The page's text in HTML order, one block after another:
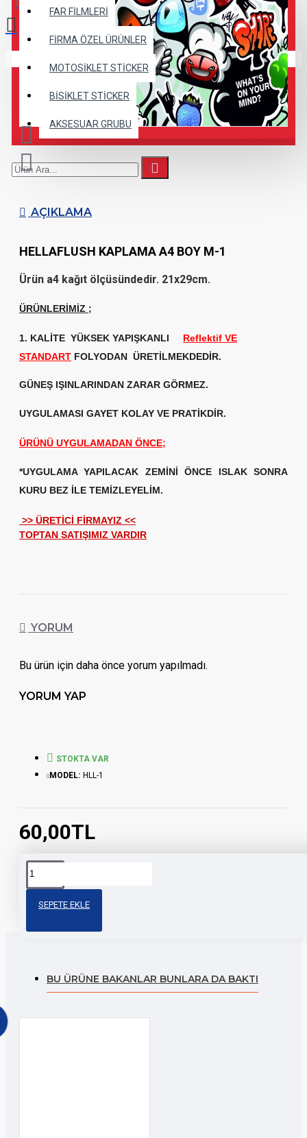
FAR FİLMLERİ
FİRMA ÖZEL ÜRÜNLER
MOTOSİKLET STİCKER
BİSİKLET STİCKER
AKSESUAR GRUBU
0 ürün - 0,00TL
AÇIKLAMA
HELLAFLUSH KAPLAMA A4 BOY M-1
Ürün a4 kağıt ölçüsündedir. 21x29cm.
ÜRÜNLERİMİZ ;
1. KALİTE YÜKSEK YAPIŞKANLI
Reflektif VE
STANDART FOLYODAN ÜRETİLMEKDEDİR.
GÜNEŞ IŞINLARINDAN ZARAR GÖRMEZ.
UYGULAMASI GAYET KOLAY VE PRATİKDİR.
ÜRÜNÜ UYGULAMADAN ÖNCE;
*UYGULAMA YAPILACAK ZEMİNİ ÖNCE ISLAK SONRA
KURU BEZ İLE TEMİZLEYELİM.
>> ÜRETİCİ FİRMAYIZ <<
TOPTAN SATIŞIMIZ VARDIR
YORUM
Bu ürün için daha önce yorum yapılmadı.
YORUM YAP
60,00TL
STOKTA VAR
MODEL: HLL-1
SEPETE EKLE
Etiketler:
sticker
BU ÜRÜNE BAKANLAR BUNLARA DA BAKTI